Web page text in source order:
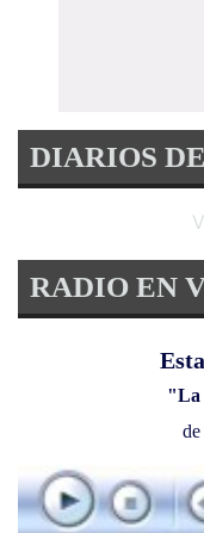
DIARIOS
RADIO EN
"La